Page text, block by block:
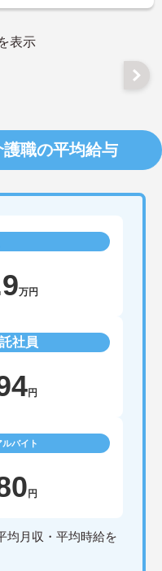
表示
職の平均給与
万円
社員
円
バイト
円
均月収・平均時給を